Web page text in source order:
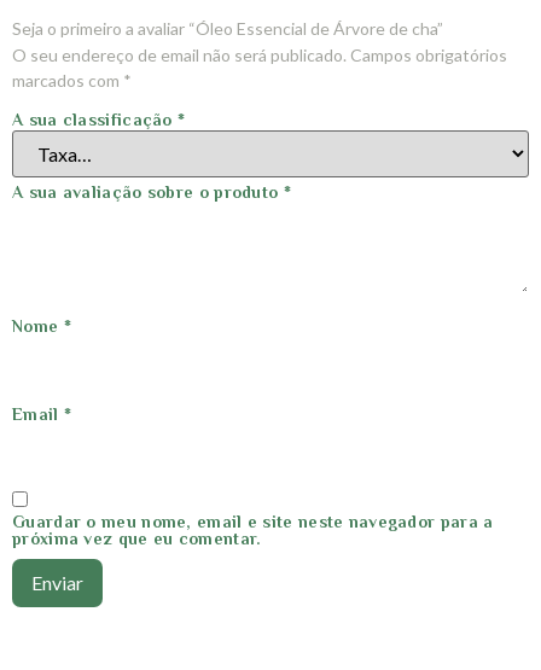
Seja o primeiro a avaliar “Óleo Essencial de Árvore de cha”
O seu endereço de email não será publicado. Campos obrigatórios
marcados com *
A sua classificação*
A sua avaliação sobre o produto *
Nome *
Email *
Guardar o meu nome, email e site neste navegador para a
próxima vez que eu comentar.